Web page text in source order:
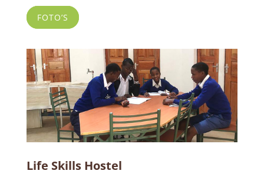
FOTO’S
Life Skills Hostel